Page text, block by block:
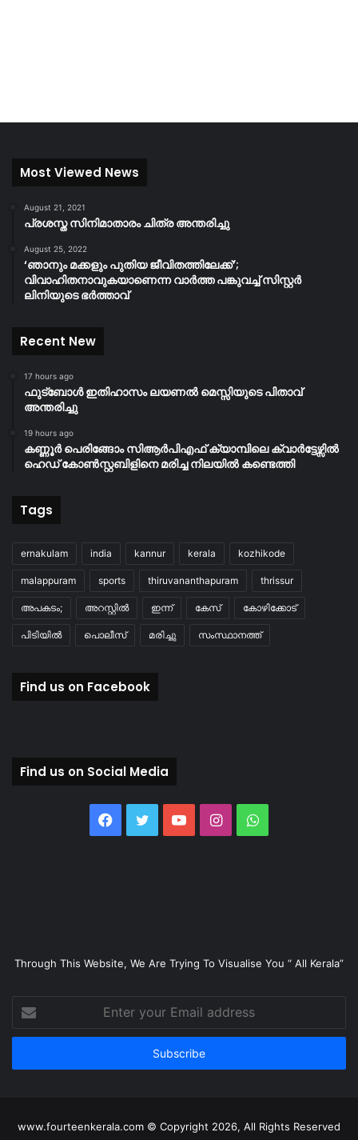
Most Viewed News
August 21, 2021
പ്രശസ്ത സിനിമാതാരം ചിത്ര അന്തരിച്ചു
August 25, 2022
‘ഞാനും മക്കളും പുതിയ ജീവിതത്തിലേക്ക്’;
വിവാഹിതനാവുകയാണെന്ന വാർത്ത പങ്കുവച്ച് സിസ്റ്റർ
ലിനിയുടെ ഭർത്താവ്
Recent New
17 hours ago
ഫുട്ബോൾ ഇതിഹാസം ലയണൽ മെസ്സിയുടെ പിതാവ്
അന്തരിച്ചു
19 hours ago
കണ്ണൂർ പെരിങ്ങോം സിആർപിഎഫ് ക്യാമ്പിലെ ക്വാർട്ടേഴ്സിൽ
ഹെഡ് കോൺസ്റ്റബിളിനെ മരിച്ച നിലയിൽ കണ്ടെത്തി
Tags
ernakulam india kannur kerala kozhikode
malappuram sports thiruvananthapuram thrissur
അപകടം; അറസ്റ്റിൽ ഇന്ന് കേസ് കോഴിക്കോട്
പിടിയിൽ പൊലീസ് മരിച്ചു സംസ്ഥാനത്ത്
Find us on Facebook
Find us on Social Media
Facebook
TwitterYouTubeInstagramWhatsApp
Through This Website, We Are Trying To Visualise You “ All Kerala”
your
Email
www.fourteenkerala.com © Copyright 2026, All Rights Reserved